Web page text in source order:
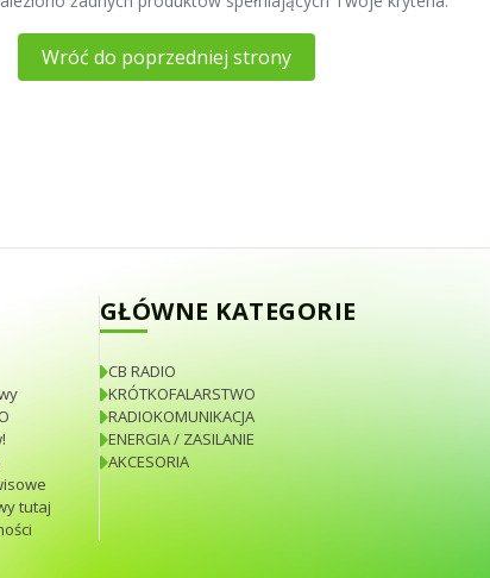
Wróć do poprzedniej strony
tutaj
GŁÓWNE KATEGORIE
CB RADIO
KRÓTKOFALARSTWO
RADIOKOMUNIKACJA
ENERGIA / ZASILANIE
AKCESORIA